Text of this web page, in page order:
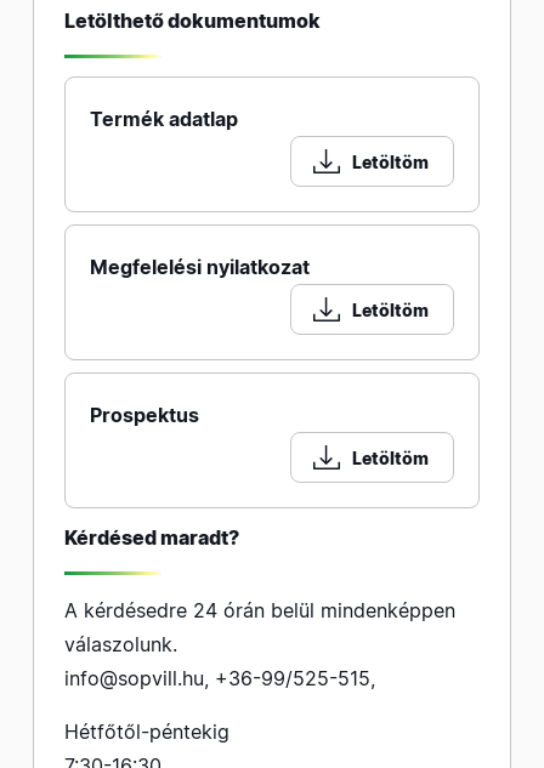
Letölthető dokumentumok
Termék adatlap
Letöltöm
Megfelelési nyilatkozat
Letöltöm
Prospektus
Letöltöm
Kérdésed maradt?
A kérdésedre 24 órán belül mindenképpen
válaszolunk.
info@sopvill.hu, +36-99/525-515,
Hétfőtől-péntekig